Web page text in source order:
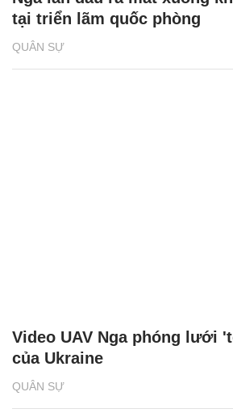
QUÂN SỰ
tại triển lãm quốc phòng
QUÂN SỰ
Video UAV Nga phóng lưới
của Ukraine